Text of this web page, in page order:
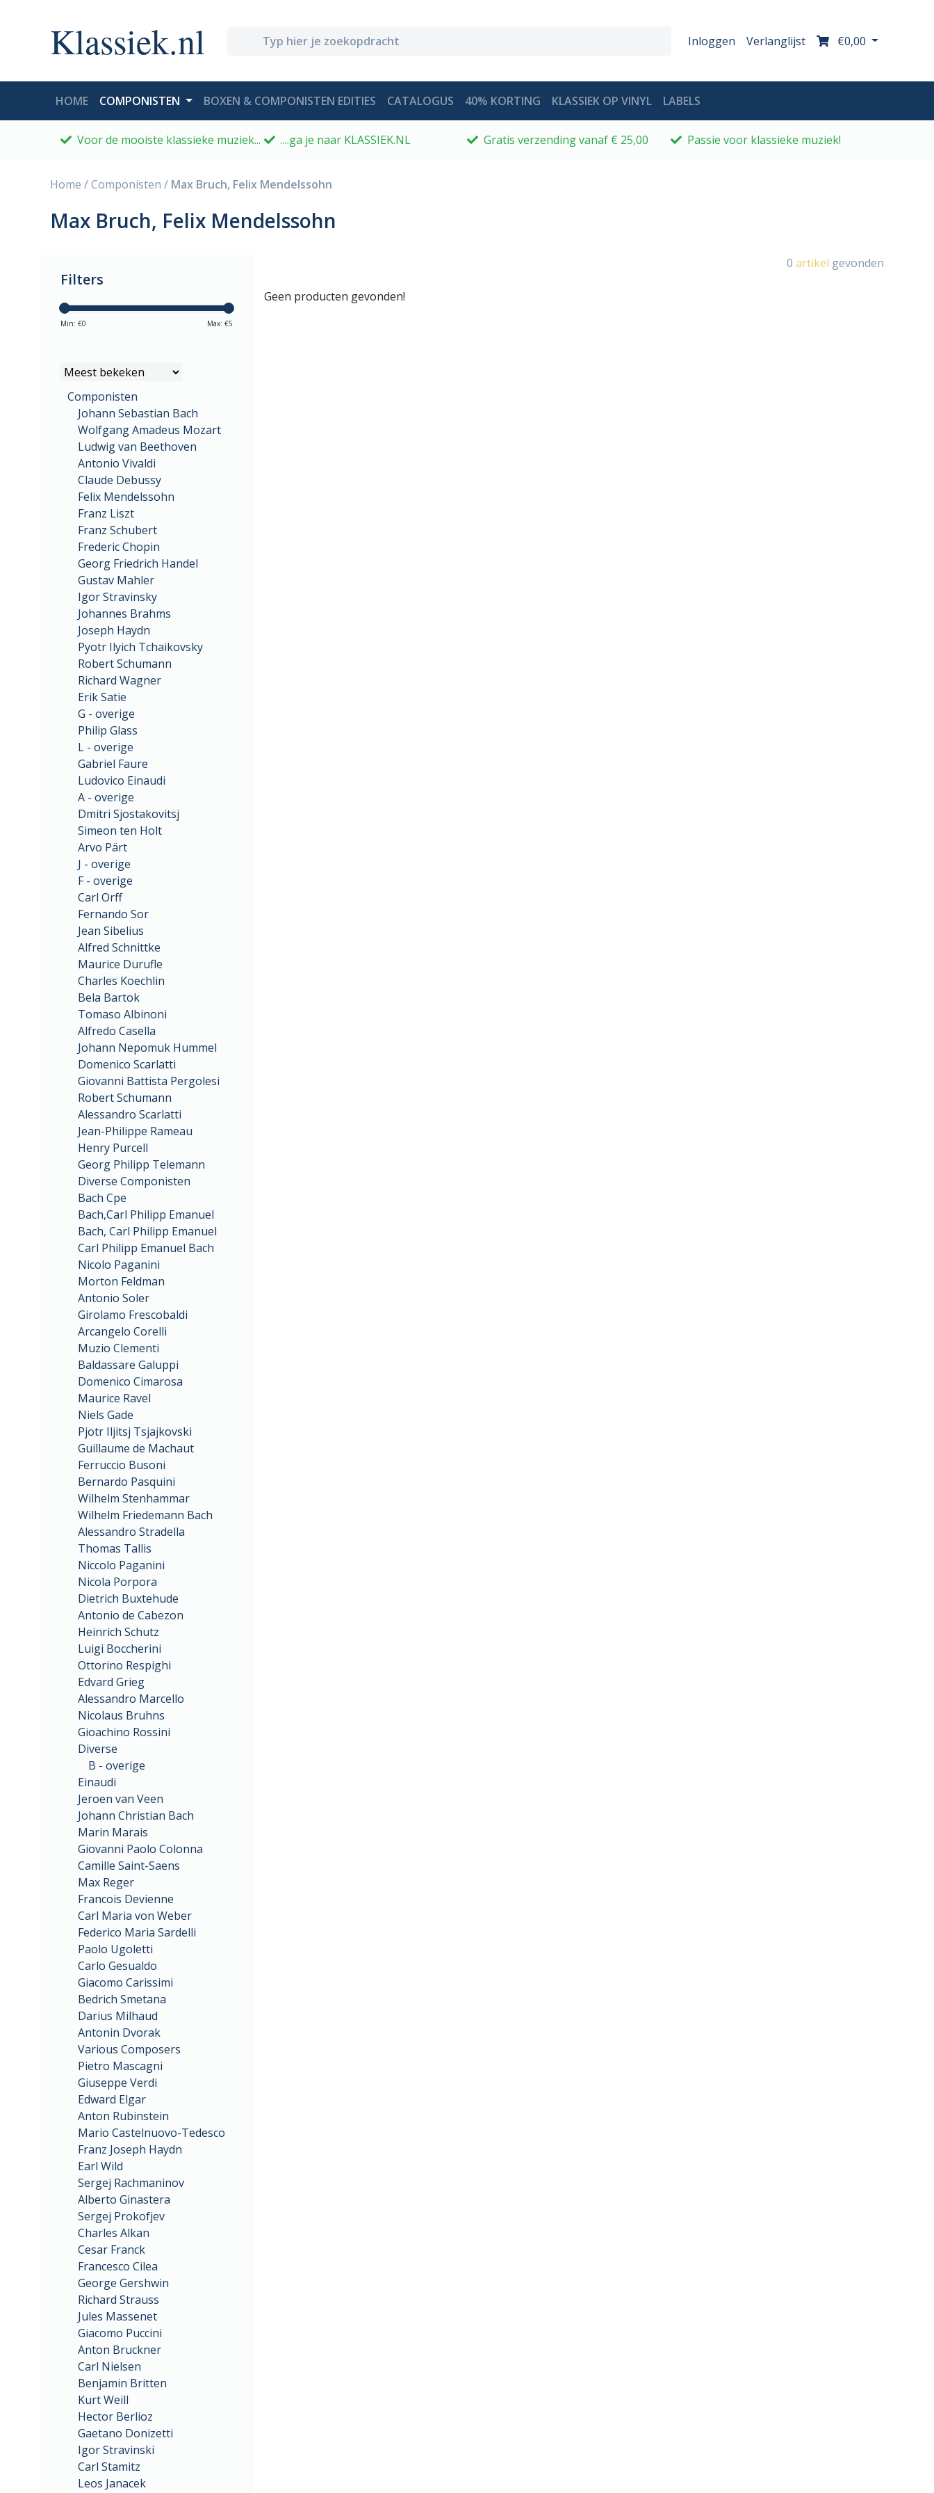
Klassiek.nl Inloggen Verlanglijst €0,00
HOME(CURRENT)
COMPONISTEN BOXEN & COMPONISTEN EDITIES CATALOGUS 40% KORTING KLASSIEK OP VINYL LABELS
Voor de mooiste klassieke muziek... ....ga je naar KLASSIEK.NL Gratis verzending vanaf € 25,00 Passie voor klassieke muziek!
Home /Componisten / Max Bruch, Felix Mendelssohn
Max Bruch, Felix Mendelssohn
Filters
Min: €0 Max: €5
Componisten
Johann Sebastian Bach
Wolfgang Amadeus Mozart
Ludwig van Beethoven
Antonio Vivaldi
Claude Debussy
Felix Mendelssohn
Franz Liszt
Franz Schubert
Frederic Chopin
Georg Friedrich Handel
Gustav Mahler
Igor Stravinsky
Johannes Brahms
Joseph Haydn
Pyotr Ilyich Tchaikovsky
Robert Schumann
Richard Wagner
Erik Satie
G - overige
Philip Glass
L - overige
Gabriel Faure
Ludovico Einaudi
A - overige
Dmitri Sjostakovitsj
Simeon ten Holt
Arvo Pärt
J - overige
F - overige
Carl Orff
Fernando Sor
Jean Sibelius
Alfred Schnittke
Maurice Durufle
Charles Koechlin
Bela Bartok
Tomaso Albinoni
Alfredo Casella
Johann Nepomuk Hummel
Domenico Scarlatti
Giovanni Battista Pergolesi
Robert Schumann
Alessandro Scarlatti
Jean-Philippe Rameau
Henry Purcell
Georg Philipp Telemann
Diverse Componisten
Bach Cpe
Bach,Carl Philipp Emanuel
Bach, Carl Philipp Emanuel
Carl Philipp Emanuel Bach
Nicolo Paganini
Morton Feldman
Antonio Soler
Girolamo Frescobaldi
Arcangelo Corelli
Muzio Clementi
Baldassare Galuppi
Domenico Cimarosa
Maurice Ravel
Niels Gade
Pjotr Iljitsj Tsjajkovski
Guillaume de Machaut
Ferruccio Busoni
Bernardo Pasquini
Wilhelm Stenhammar
Wilhelm Friedemann Bach
Alessandro Stradella
Thomas Tallis
Niccolo Paganini
Nicola Porpora
Dietrich Buxtehude
Antonio de Cabezon
Heinrich Schutz
Luigi Boccherini
Ottorino Respighi
Edvard Grieg
Alessandro Marcello
Nicolaus Bruhns
Gioachino Rossini
Diverse
B - overige
Einaudi
Jeroen van Veen
Johann Christian Bach
Marin Marais
Giovanni Paolo Colonna
Camille Saint-Saens
Max Reger
Francois Devienne
Carl Maria von Weber
Federico Maria Sardelli
Paolo Ugoletti
Carlo Gesualdo
Giacomo Carissimi
Bedrich Smetana
Darius Milhaud
Antonin Dvorak
Various Composers
Pietro Mascagni
Giuseppe Verdi
Edward Elgar
Anton Rubinstein
Mario Castelnuovo-Tedesco
Franz Joseph Haydn
Earl Wild
Sergej Rachmaninov
Alberto Ginastera
Sergej Prokofjev
Charles Alkan
Cesar Franck
Francesco Cilea
George Gershwin
Richard Strauss
Jules Massenet
Giacomo Puccini
Anton Bruckner
Carl Nielsen
Benjamin Britten
Kurt Weill
Hector Berlioz
Gaetano Donizetti
Igor Stravinski
Carl Stamitz
Leos Janacek
0 artikel gevonden
Geen producten gevonden!